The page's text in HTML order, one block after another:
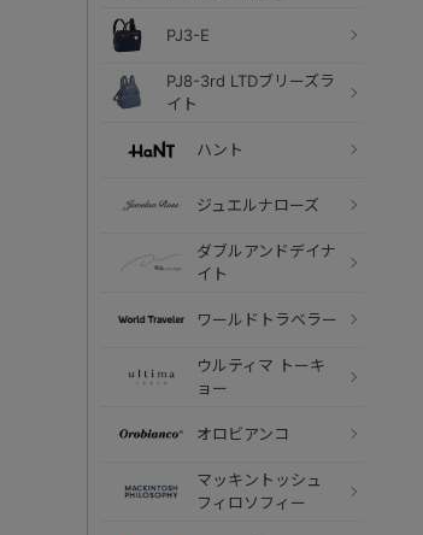
PJ3-E
PJ8-3rd LTDブリーズラ
イト
ハント
ジュエルナローズ
ダブルアンドデイナ
イト
ワールドトラベラー
ウルティマ トーキ
ョー
オロビアンコ
マッキントッシュ
フィロソフィー